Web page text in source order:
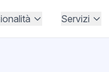
Servizi